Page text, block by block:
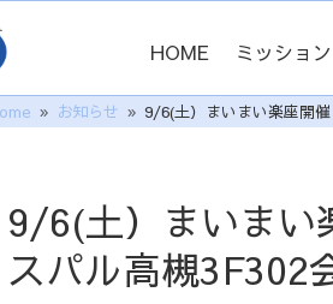
HOME ミッション
9 お知らせ 9 9/6(土）まいまい楽座開
9/6(土）まいま
スパル高槻3F302